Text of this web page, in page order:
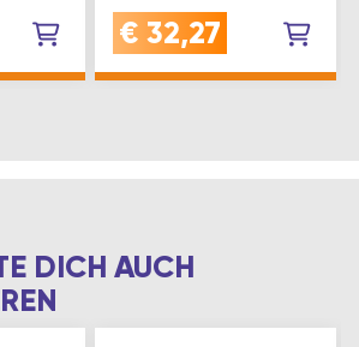
von Holz- und
Kunststoffoberflächen.Für
€ 32,27
DICH AUCH